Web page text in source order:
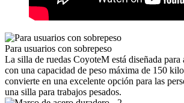
Para usuarios con sobrepeso
La silla de ruedas CoyoteM está diseñada para
con una capacidad de peso máxima de 150
convierte en una excelente opción para las
una silla para trabajos pesados.